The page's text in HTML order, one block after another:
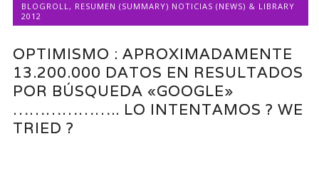
BLOGROLL, RESUMEN (SUMMARY) NOTICIAS (NEWS) & LIBRARY
2012
OPTIMISMO : APROXIMADAMENTE
13.200.000 DATOS EN RESULTADOS
POR BÚSQUEDA «GOOGLE»
……………….. LO INTENTAMOS ? WE
TRIED ?